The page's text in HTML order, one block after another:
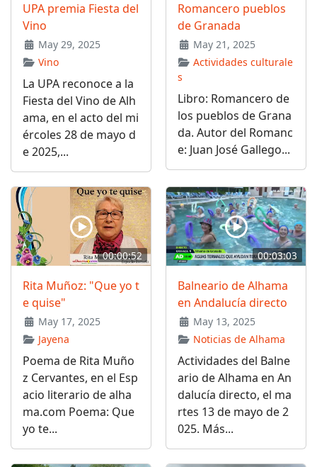
UPA premia Fiesta del
Vino
May 29, 2025
Vino
La UPA reconoce a la
Fiesta del Vino de Alh
ama, en el acto del mi
ércoles 28 de mayo d
e 2025,...
Romancero pueblos
de Granada
May 21, 2025
Actividades culturale
s
Libro: Romancero de
los pueblos de Grana
da. Autor del Romanc
e: Juan José Gallego...
00:00:52
Rita Muñoz: "Que yo t
e quise"
May 17, 2025
Jayena
Poema de Rita Muño
z Cervantes, en el Esp
acio literario de alha
ma.com Poema: Que
yo te...
00:03:03
Balneario de Alhama
en Andalucía directo
May 13, 2025
Noticias de Alhama
Actividades del Balne
ario de Alhama en An
dalucía directo, el ma
rtes 13 de mayo de 2
025. Más...